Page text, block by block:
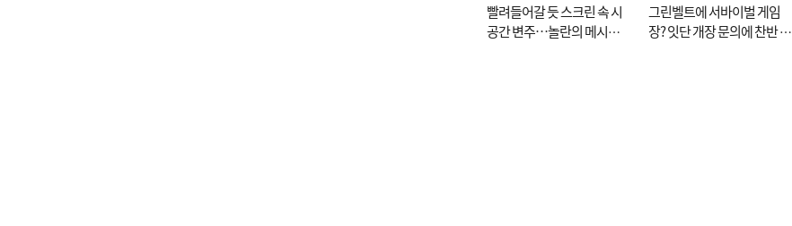
빨려들어갈 듯 스크린 속 시
공간 변주…놀란의 메시지
그린벨트에 서바이벌 게임
장? 잇단 개장 문의에 찬반 논